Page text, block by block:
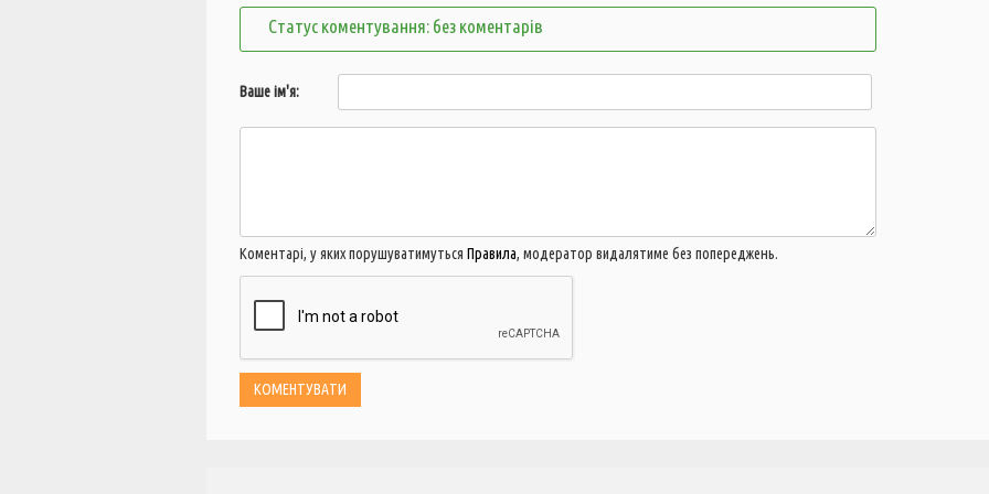
Статус коментування: без коментарів
Ваше ім'я:
Коментарі, у яких порушуватимуться Правила, модератор видалятиме без попереджень.